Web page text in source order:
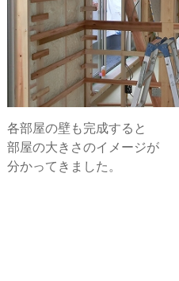
各部屋の壁も完成すると
部屋の大きさのイメージが
分かってきました。